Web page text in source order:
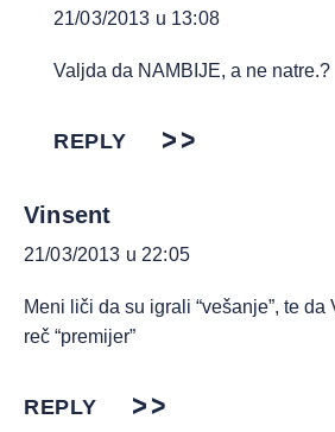
21/03/2013 u 13:08
Valjda da NAMBIJE, a ne natre.?
REPLY
Vinsent
21/03/2013 u 22:05
Meni liči da su igrali “vešanje”, te
reč “premijer”
REPLY